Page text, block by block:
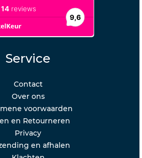
Service
Contact
Over ons
voorwaarden
en Retourneren
Privacy
en afhalen